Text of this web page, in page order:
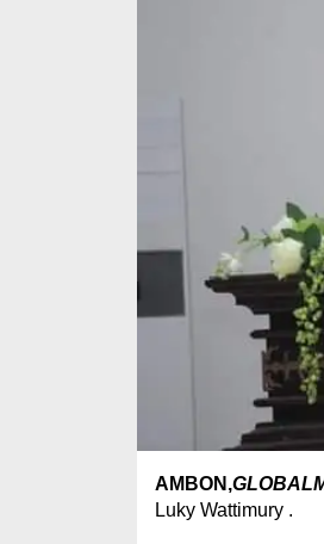
AMBON,
Luky Wattimury .